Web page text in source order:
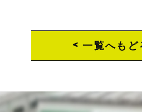
< 一覧へもど